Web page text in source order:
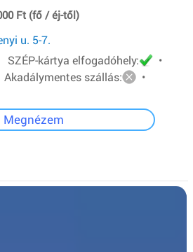
Ft (fő / éj-től)
u. 5-7.
kártya elfogadóhely:
•
szállás:
•
Megnézem